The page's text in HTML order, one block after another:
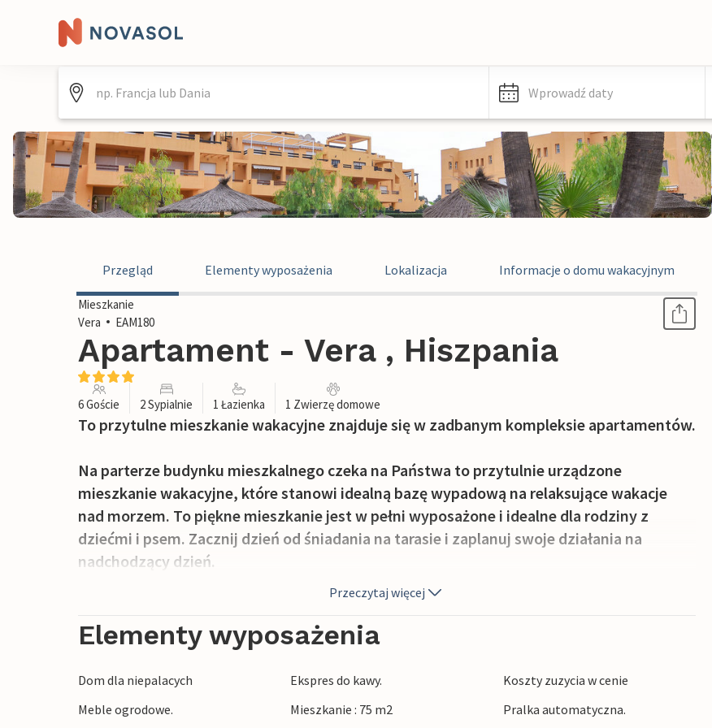
Wprowadź daty
Przegląd Elementy wyposażenia Lokalizacja Informacje o domu wakacyjnym
Mieszkanie
Vera
EAM180
Apartament - Vera , Hiszpania
6 Goście 2 Sypialnie 1 Łazienka 1 Zwierzę domowe
To przytulne mieszkanie wakacyjne znajduje się w zadbanym kompleksie apartamentów.
Na parterze budynku mieszkalnego czeka na Państwa to przytulnie urządzone
mieszkanie wakacyjne, które stanowi idealną bazę wypadową na relaksujące wakacje
nad morzem. To piękne mieszkanie jest w pełni wyposażone i idealne dla rodziny z
dziećmi i psem. Zacznij dzień od śniadania na tarasie i zaplanuj swoje działania na
nadchodzący dzień.
Dla pierwszego orzeźwienia możesz wskoczyć do wspólnego basenu i zrobić kilka
okrążeń. Następnie możesz się opalać, a nieco później udać się na krótki spacer na plażę.
Zbudujcie z dziećmi zamki z piasku i pobawcie się w piasku, a następnie odświeżcie się w
falach morza.
podczas urlopu swoje hobby - golf.
Przeczytaj więcej
Elementy wyposażenia
Dom dla niepalacych Ekspres do kawy.
Koszty zuzycia w cenie
Meble ogrodowe.
Mieszkanie : 75 m2
Pralka automatyczna.